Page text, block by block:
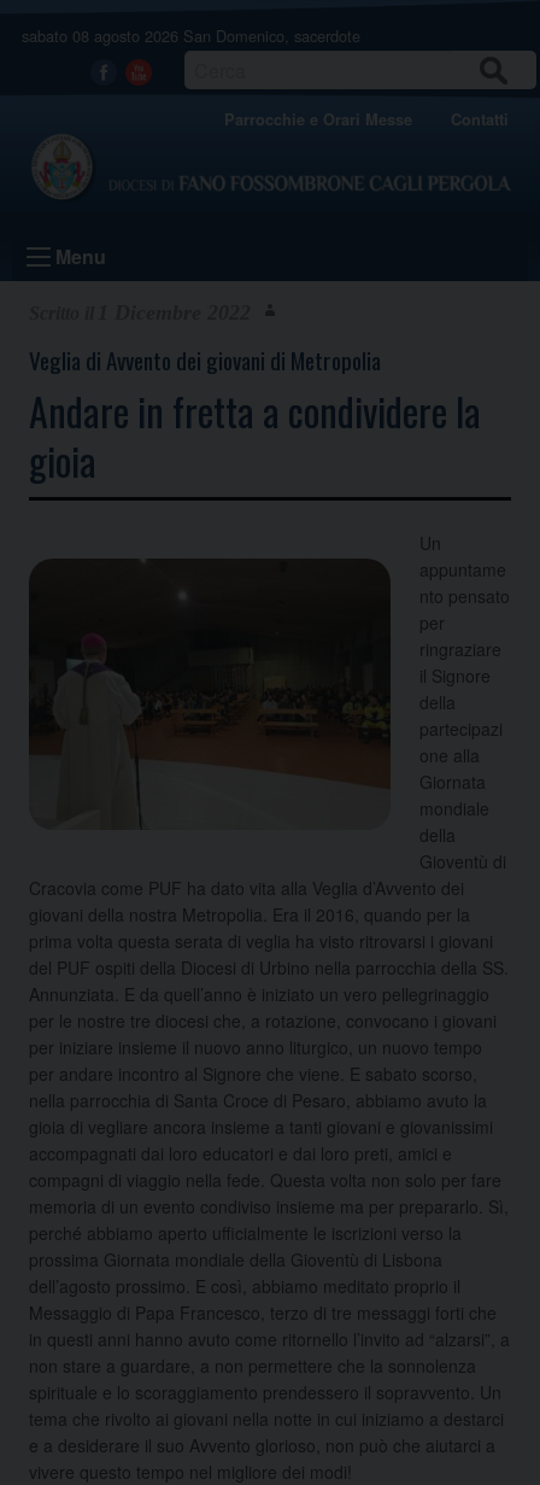
sabato 08 agosto 2026 San Domenico, sacerdote
Facebook
Youtube
Parrocchie e Orari Messe Contatti
Menu
Veglia di Avvento dei giovani di Metropolia
Andare in fretta a condividere la
gioia
Un
appuntame
nto pensato
per
ringraziare
il Signore
della
partecipazi
one alla
Giornata
mondiale
della
Gioventù di
Cracovia come PUF ha dato vita alla Veglia d’Avvento dei
giovani della nostra Metropolia. Era il 2016, quando per la
prima volta questa serata di veglia ha visto ritrovarsi i giovani
del PUF ospiti della Diocesi di Urbino nella parrocchia della SS.
Annunziata. E da quell’anno è iniziato un vero pellegrinaggio
per le nostre tre diocesi che, a rotazione, convocano i giovani
per iniziare insieme il nuovo anno liturgico, un nuovo tempo
per andare incontro al Signore che viene. E sabato scorso,
nella parrocchia di Santa Croce di Pesaro, abbiamo avuto la
gioia di vegliare ancora insieme a tanti giovani e giovanissimi
accompagnati dai loro educatori e dai loro preti, amici e
compagni di viaggio nella fede. Questa volta non solo per fare
memoria di un evento condiviso insieme ma per prepararlo. Sì,
perché abbiamo aperto ufficialmente le iscrizioni verso la
prossima Giornata mondiale della Gioventù di Lisbona
dell’agosto prossimo. E così, abbiamo meditato proprio il
Messaggio di Papa Francesco, terzo di tre messaggi forti che
in questi anni hanno avuto come ritornello l’invito ad “alzarsi”, a
non stare a guardare, a non permettere che la sonnolenza
spirituale e lo scoraggiamento prendessero il sopravvento. Un
tema che rivolto ai giovani nella notte in cui iniziamo a destarci
e a desiderare il suo Avvento glorioso, non può che aiutarci a
vivere questo tempo nel migliore dei modi!